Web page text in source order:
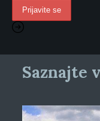
Saznajte